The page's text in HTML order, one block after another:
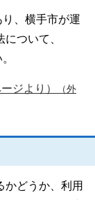
、横手市が運
ついて、
ジより）
（外
かどうか、利用